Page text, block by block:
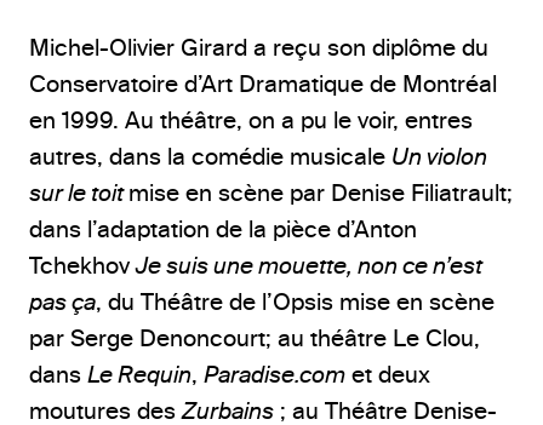
Michel-Olivier Girard a reçu son diplôme du
Conservatoire d’Art Dramatique de Montréal
en 1999. Au théâtre, on a pu le voir, entres
autres, dans la comédie musicale Un violon
sur le toitmise en scène par Denise Filiatrault;
dans l’adaptation de la pièce d’Anton
TchekhovJe suis une mouette, non ce n’est
pas ça, du Théâtre de l’Opsis mise en scène
par Serge Denoncourt; au théâtre Le Clou,
dans Le Requin, Paradise.com et deux
moutures desZurbains ; au Théâtre Denise-